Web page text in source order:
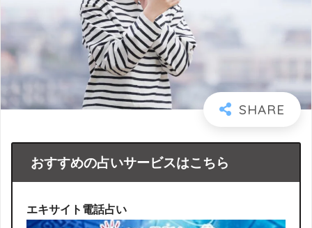
おすすめの占いサービスはこちら
エキサイト電話占い